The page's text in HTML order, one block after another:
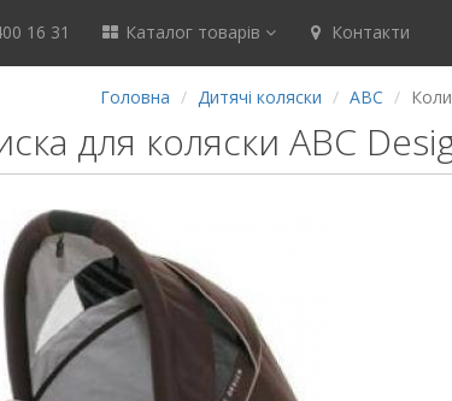
16 31 Каталог товарів Контакти
Головна Дитячі коляски ABC
для коляски ABC